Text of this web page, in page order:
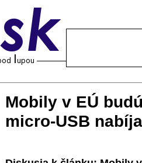
Mobily v EÚ
micro-USB